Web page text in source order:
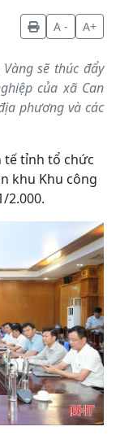
A -
A+
sẽ thúc đẩy
của xã Can
phương và các
tế tỉnh tổ chức
khu Khu công
2.000.